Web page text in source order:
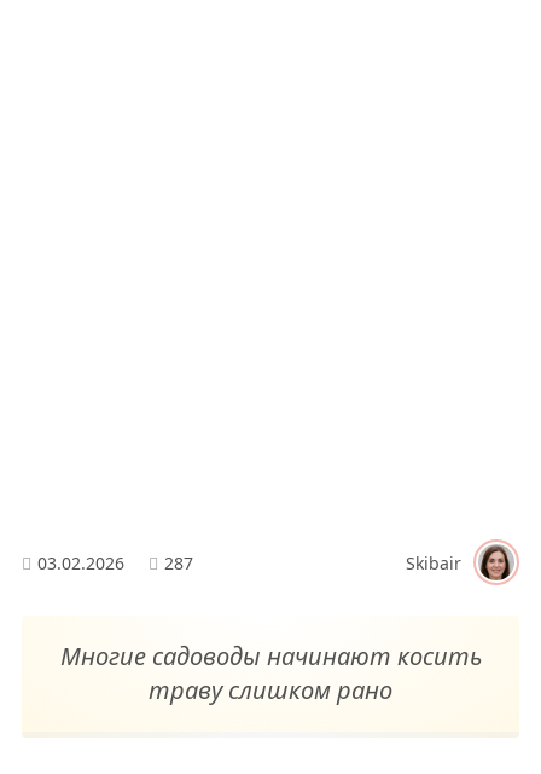
03.02.2026 287 Skibair
Многие садоводы начинают косить
траву слишком рано